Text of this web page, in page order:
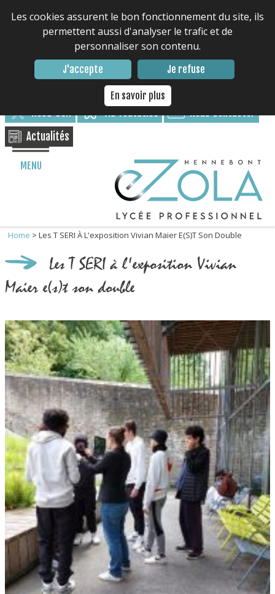
Les cookies assurent le bon fonctionnement du site, ils
permettent aussi d'analyser le trafic et de
personnaliser son contenu.
J'accepte Je refuse
En savoir plus
Contacter le lycée : 02 97 85 17 17
Nous suivre
Résa-Self via Toutatice
Nous Contacter
Actualités
MENU
Home > Les T SERI À L'exposition Vivian Maier E(s)t Son Double
Les T SERI à l'exposition Vivian
Maier e(s)t son double